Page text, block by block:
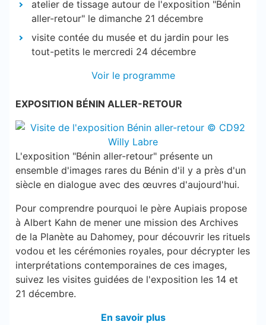
atelier de tissage autour de l'exposition "Bénin
aller-retour" le dimanche 21 décembre
visite contée du musée et du jardin pour les
tout-petits le mercredi 24 décembre
Voir le programme
EXPOSITION BÉNIN ALLER-RETOUR
L'exposition "Bénin aller-retour" présente un
ensemble d'images rares du Bénin d'il y a près d'un
siècle en dialogue avec des œuvres d'aujourd'hui.
Pour comprendre pourquoi le père Aupiais propose
à Albert Kahn de mener une mission des Archives
de la Planète au Dahomey, pour découvrir les rituels
vodou et les cérémonies royales, pour décrypter les
interprétations contemporaines de ces images,
suivez les visites guidées de l'exposition les 14 et
21 décembre.
En savoir plus